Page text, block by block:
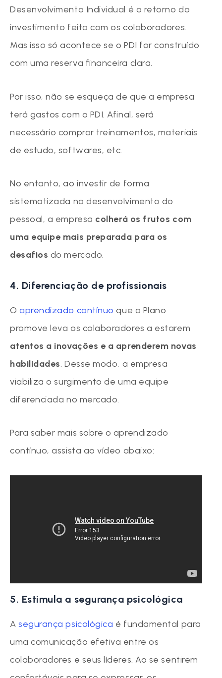
Desenvolvimento Individual é o retorno do
investimento feito com os colaboradores.
Mas isso só acontece se o PDI for construído
com uma reserva financeira clara.
Por isso, não se esqueça de que a empresa
terá gastos com o PDI. Afinal, será
necessário comprar treinamentos, materiais
de estudo, softwares, etc.
No entanto, ao investir de forma
sistematizada no desenvolvimento do
pessoal, a empresa colherá os frutos com
uma equipe mais preparada para os
desafios do mercado.
4. Diferenciação de profissionais
Oaprendizado contínuo que o Plano
promove leva os colaboradores a estarem
atentos a inovações e a aprenderem novas
habilidades. Desse modo, a empresa
viabiliza o surgimento de uma equipe
diferenciada no mercado.
Para saber mais sobre o aprendizado
contínuo, assista ao vídeo abaixo:
5. Estimula a segurança psicológica
Asegurança psicológica é fundamental para
uma comunicação efetiva entre os
colaboradores e seus líderes. Ao se sentirem